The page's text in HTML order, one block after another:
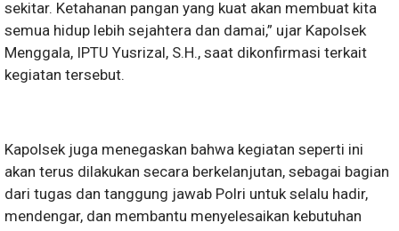
sekitar. Ketahanan pangan yang kuat akan membuat kita
semua hidup lebih sejahtera dan damai,” ujar Kapolsek
Menggala, IPTU Yusrizal, S.H., saat dikonfirmasi terkait
kegiatan tersebut.
Kapolsek juga menegaskan bahwa kegiatan seperti ini
akan terus dilakukan secara berkelanjutan, sebagai bagian
dari tugas dan tanggung jawab Polri untuk selalu hadir,
mendengar, dan membantu menyelesaikan kebutuhan